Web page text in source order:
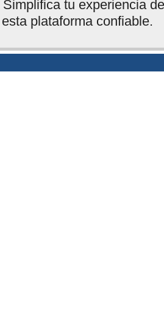
tu experiencia
plataforma confiable.